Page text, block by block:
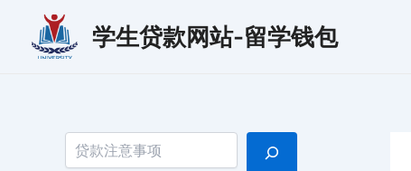
学生贷款网站-留学钱包
搜索